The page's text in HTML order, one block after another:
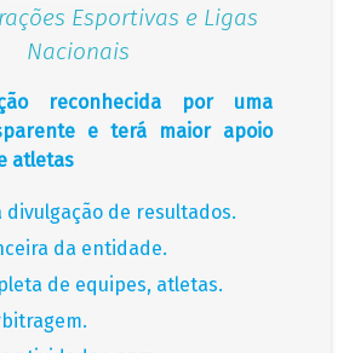
Esportivas e Ligas
Nacionais
reconhecida por uma
e terá maior apoio
atletas
divulgação de resultados.
da entidade.
de equipes, atletas.